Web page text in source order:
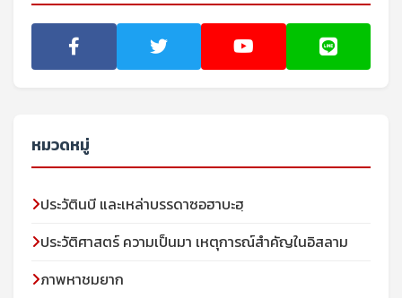
หมวดหมู่
ประวัตินบี และเหล่าบรรดาซอฮาบะฮฺ
ประวัติศาสตร์ ความเป็นมา เหตุการณ์สำคัญในอิสลาม
ภาพหาชมยาก